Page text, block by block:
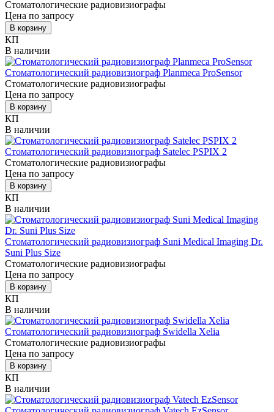
Стоматологические радиовизиографы
Цена по запросу
В корзину
КП
В наличии
Стоматологический радиовизиограф Planmeca ProSensor
Стоматологические радиовизиографы
Цена по запросу
В корзину
КП
В наличии
Стоматологический радиовизиограф Satelec PSPIX 2
Стоматологические радиовизиографы
Цена по запросу
В корзину
КП
В наличии
Стоматологический радиовизиограф Suni Medical Imaging Dr.
Suni Plus Size
Стоматологические радиовизиографы
Цена по запросу
В корзину
КП
В наличии
Стоматологический радиовизиограф Swidella Xelia
Стоматологические радиовизиографы
Цена по запросу
В корзину
КП
В наличии